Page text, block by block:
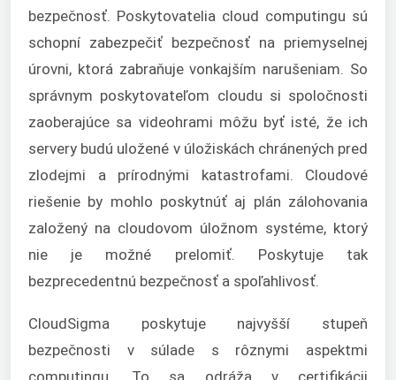
bezpečnosť. Poskytovatelia cloud computingu sú
schopní zabezpečiť bezpečnosť na priemyselnej
úrovni, ktorá zabraňuje vonkajším narušeniam. So
správnym poskytovateľom cloudu si spoločnosti
zaoberajúce sa videohrami môžu byť isté, že ich
servery budú uložené v úložiskách chránených pred
zlodejmi a prírodnými katastrofami. Cloudové
riešenie by mohlo poskytnúť aj plán zálohovania
založený na cloudovom úložnom systéme, ktorý
nie je možné prelomiť. Poskytuje tak
bezprecedentnú bezpečnosť a spoľahlivosť.
CloudSigma poskytuje najvyšší stupeň
bezpečnosti v súlade s rôznymi aspektmi